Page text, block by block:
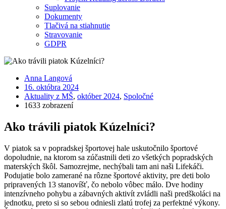
Suplovanie
Dokumenty
Tlačivá na stiahnutie
Stravovanie
GDPR
Anna Langová
16. októbra 2024
Aktuality z MŠ, október 2024, Spoločné
1633 zobrazení
Ako trávili piatok Kúzelníci?
V piatok sa v popradskej športovej hale uskutočnilo športové
dopoludnie, na ktorom sa zúčastnili deti zo všetkých popradských
materských škôl. Samozrejme, nechýbali tam ani naši Lifekáči.
Podujatie bolo zamerané na rôzne športové aktivity, pre deti bolo
pripravených 13 stanovíšť, čo nebolo vôbec málo. Dve hodiny
intenzívneho pohybu a zábavných aktivít zvládli naši predškoláci na
jednotku, preto si so sebou odniesli zlatú trofej za perfektné výkony.